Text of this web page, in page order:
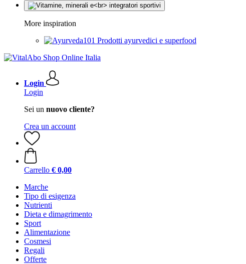
More inspiration
Prodotti ayurvedici e superfood
Login
Login
Sei un nuovo cliente?
Crea un account
Carrello € 0,00
Marche
Tipo di esigenza
Nutrienti
Dieta e dimagrimento
Sport
Alimentazione
Cosmesi
Regali
Offerte